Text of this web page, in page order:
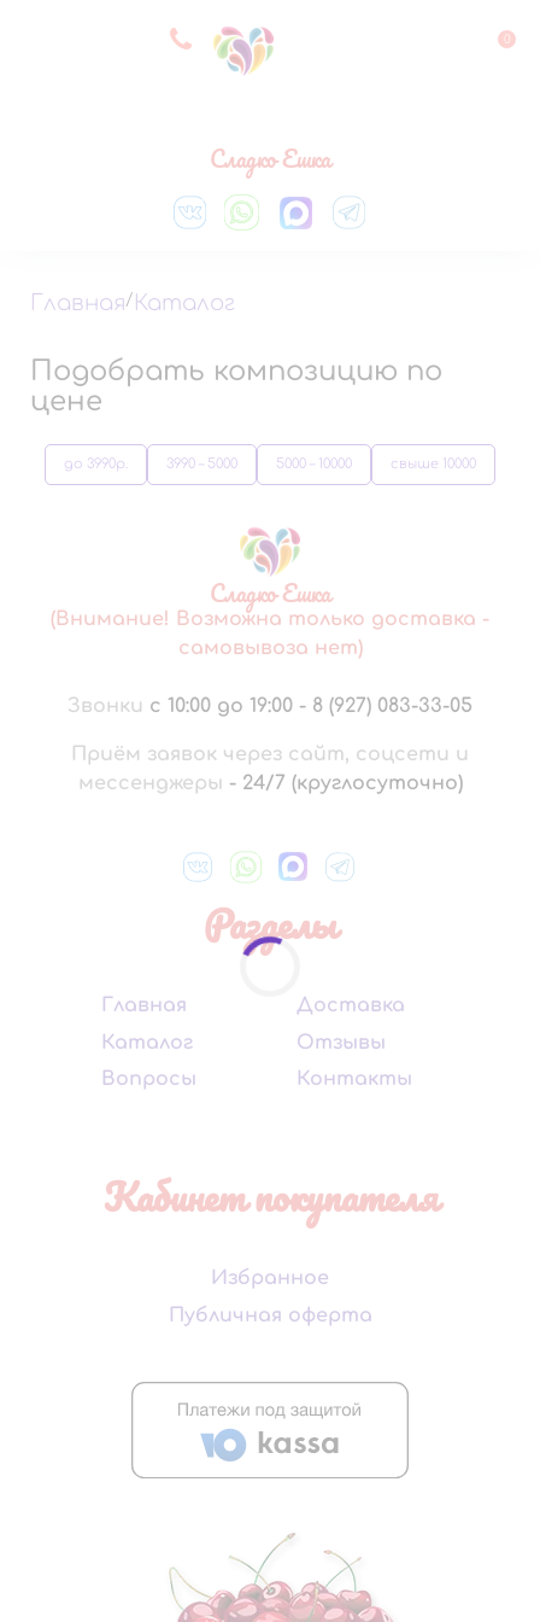
8 927 083 33 05 0
Сладко Ешка
Главная/ Каталог
Подобрать композицию по
цене
до 3990р. 3990 – 5000 5000 – 10000 свыше 10000
Сладко Ешка
(Внимание! Возможна только доставка -
самовывоза нет)
Звонки с 10:00 до 19:00 - 8 (927) 083-33-05
Приём заявок через сайт, соцсети и
мессенджеры - 24/7 (круглосуточно)
Разделы
Главная
Каталог
Вопросы
Доставка
Отзывы
Контакты
Кабинет покупателя
Избранное
Публичная оферта